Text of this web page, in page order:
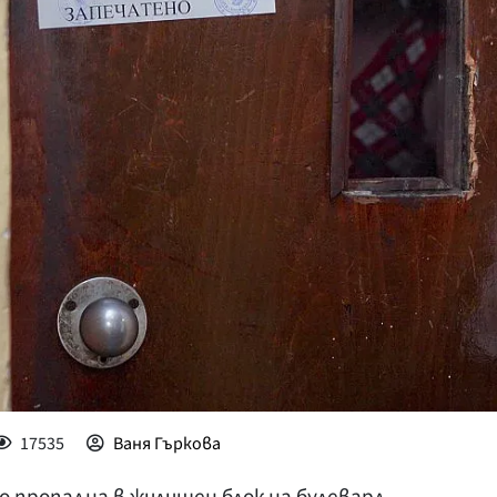
КУЛТУРА
ПРАВОСЪДИЕ
КРИМИ
ВЯРА
ОБЯВИ
ВОЙНАТА В
ВРЕМЕТО
17535 Ваня Гъркова